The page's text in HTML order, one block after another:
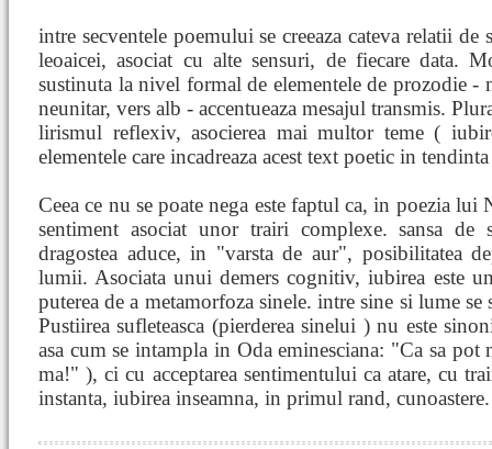
intre secventele poemului se creeaza cateva relatii
leoaicei, asociat cu alte sensuri, de fiecare data.
sustinuta la nivel formal de elementele de prozodie -
neunitar, vers alb - accentueaza mesajul transmis.
lirismul reflexiv, asocierea mai multor teme (
elementele care incadreaza acest text poetic in
Ceea ce nu se poate nega este faptul ca, in poezia lui
sentiment asociat unor trairi complexe. sansa
dragostea aduce, in "varsta de aur", posibilitatea
lumii. Asociata unui demers cognitiv, iubirea este
puterea de a metamorfoza sinele. intre sine si lume
Pustiirea sufleteasca (pierderea sinelui ) nu este
asa cum se intampla in Oda eminesciana: "Ca sa
ma!" ), ci cu acceptarea sentimentului ca atare, cu
instanta, iubirea inseamna, in primul rand, cunoastere.